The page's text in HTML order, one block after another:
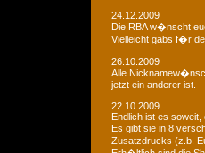
24.12.2009
Die RBA w�nscht
Vielleicht gabs f�r
26.10.2009
Alle
jetzt ein anderer ist.
22.10.2009
Endlich ist es soweit,
Es gibt sie in 8
Zusatzdrucks (z.b.